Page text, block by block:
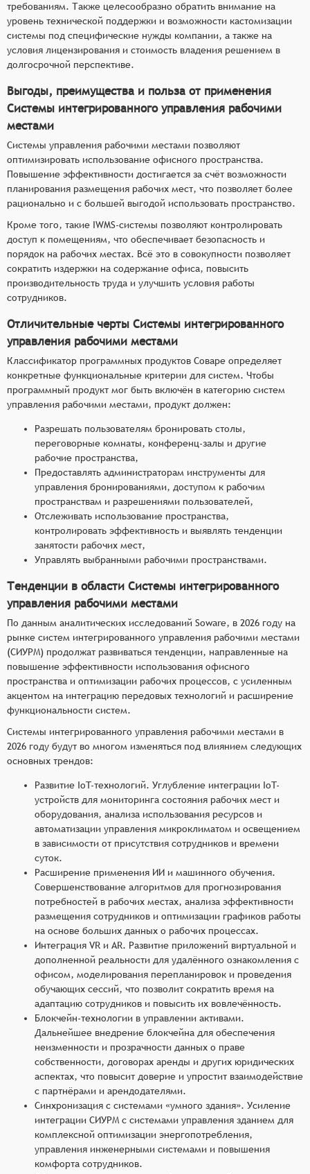
требованиям. Также целесообразно обратить внимание на
уровень технической поддержки и возможности кастомизации
системы под специфические нужды компании, а также на
условия лицензирования и стоимость владения решением в
долгосрочной перспективе.
Выгоды, преимущества и польза от применения
Системы интегрированного управления рабочими
местами
Системы управления рабочими местами позволяют
оптимизировать использование офисного пространства.
Повышение эффективности достигается за счёт возможности
планирования размещения рабочих мест, что позволяет более
рационально и с большей выгодой использовать пространство.
Кроме того, такие IWMS-системы позволяют контролировать
доступ к помещениям, что обеспечивает безопасность и
порядок на рабочих местах. Всё это в совокупности позволяет
сократить издержки на содержание офиса, повысить
производительность труда и улучшить условия работы
сотрудников.
Отличительные черты Системы интегрированного
управления рабочими местами
Классификатор программных продуктов Соваре определяет
конкретные функциональные критерии для систем. Чтобы
программный продукт мог быть включён в категорию систем
управления рабочими местами, продукт должен:
Разрешать пользователям бронировать столы,
переговорные комнаты, конференц-залы и другие
рабочие пространства,
Предоставлять администраторам инструменты для
управления бронированиями, доступом к рабочим
пространствам и разрешениями пользователей,
Отслеживать использование пространства,
контролировать эффективность и выявлять тенденции
занятости рабочих мест,
Управлять выбранными рабочими пространствами.
Тенденции в области Системы интегрированного
управления рабочими местами
По данным аналитических исследований Soware, в 2026 году на
рынке систем интегрированного управления рабочими местами
(СИУРМ) продолжат развиваться тенденции, направленные на
повышение эффективности использования офисного
пространства и оптимизации рабочих процессов, с усиленным
акцентом на интеграцию передовых технологий и расширение
функциональности систем.
Системы интегрированного управления рабочими местами в
2026 году будут во многом изменяться под влиянием следующих
основных трендов:
Развитие IoT-технологий. Углубление интеграции IoT-
устройств для мониторинга состояния рабочих мест и
оборудования, анализа использования ресурсов и
автоматизации управления микроклиматом и освещением
в зависимости от присутствия сотрудников и времени
суток.
Расширение применения ИИ и машинного обучения.
Совершенствование алгоритмов для прогнозирования
потребностей в рабочих местах, анализа эффективности
размещения сотрудников и оптимизации графиков работы
на основе больших данных о рабочих процессах.
Интеграция VR и AR. Развитие приложений виртуальной и
дополненной реальности для удалённого ознакомления с
офисом, моделирования перепланировок и проведения
обучающих сессий, что позволит сократить время на
адаптацию сотрудников и повысить их вовлечённость.
Блокчейн-технологии в управлении активами.
Дальнейшее внедрение блокчейна для обеспечения
неизменности и прозрачности данных о праве
собственности, договорах аренды и других юридических
аспектах, что повысит доверие и упростит взаимодействие
с партнёрами и арендодателями.
Синхронизация с системами «умного здания». Усиление
интеграции СИУРМ с системами управления зданием для
комплексной оптимизации энергопотребления,
управления инженерными системами и повышения
комфорта сотрудников.